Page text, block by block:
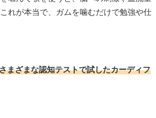
れが本当で、ガムを噛むだけで勉強や仕
まざまな認知テストで試したカーディフ